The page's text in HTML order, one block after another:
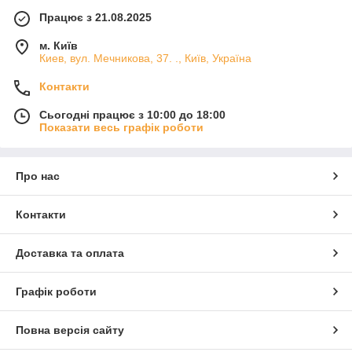
Працює з 21.08.2025
м. Київ
Киев, вул. Мечникова, 37. ., Київ, Україна
Контакти
Сьогодні працює з 10:00 до 18:00
Показати весь графік роботи
Про нас
Контакти
Доставка та оплата
Графік роботи
Повна версія сайту